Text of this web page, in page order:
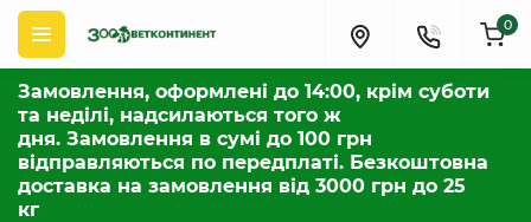
Замовлення, оформлені до 14:00, крім суботи
та неділі, надсилаються того ж
дня. Замовлення в сумі до 100 грн
відправляються по передплаті. Безкоштовна
доставка на замовлення від 3000 грн до 25
кг
0